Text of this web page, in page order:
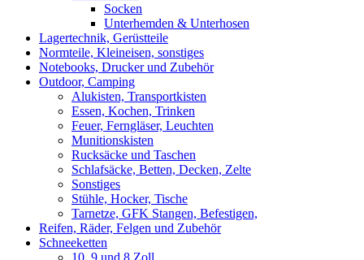
Socken
Unterhemden & Unterhosen
Lagertechnik, Gerüstteile
Normteile, Kleineisen, sonstiges
Notebooks, Drucker und Zubehör
Outdoor, Camping
Alukisten, Transportkisten
Essen, Kochen, Trinken
Feuer, Ferngläser, Leuchten
Munitionskisten
Rucksäcke und Taschen
Schlafsäcke, Betten, Decken, Zelte
Sonstiges
Stühle, Hocker, Tische
Tarnetze, GFK Stangen, Befestigen,
Reifen, Räder, Felgen und Zubehör
Schneeketten
10, 9 und 8 Zoll